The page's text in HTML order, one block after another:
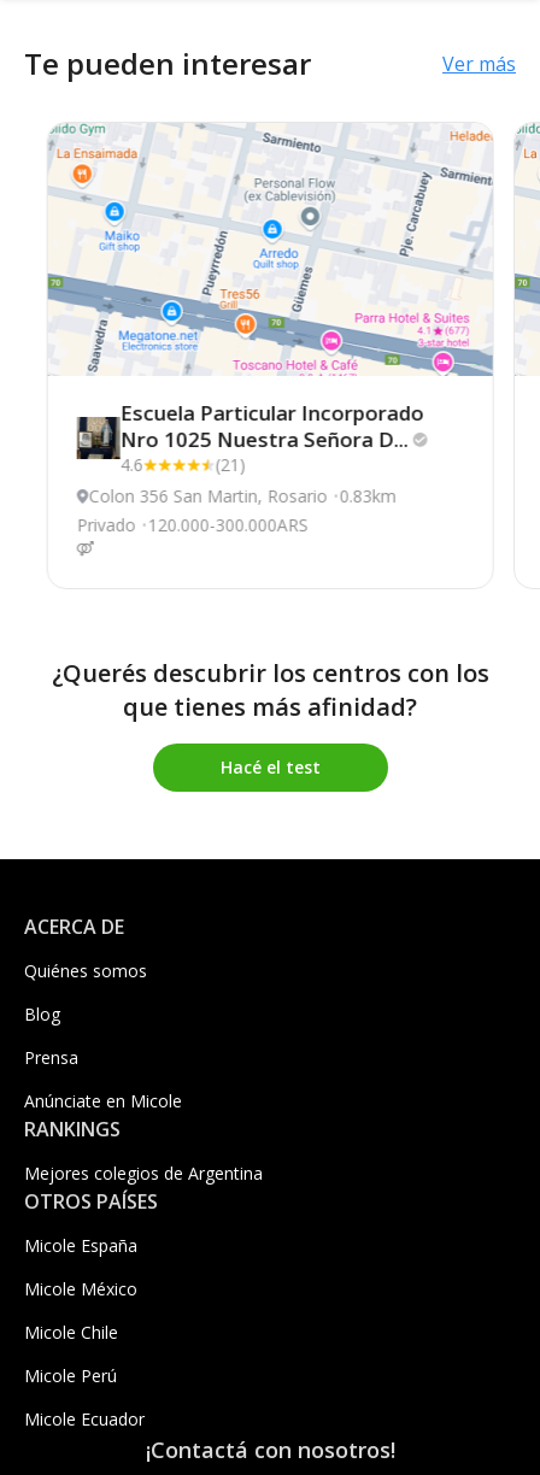
Te pueden interesar Ver más
Escuela Particular Incorporado
Nro 1025 Nuestra Señora D...
4.6
(21)
Colon 356 San Martin, Rosario 0.83km
Privado
120.000-300.000ARS
¿Querés descubrir los centros con los
que tienes más afinidad?
Hacé el test
ACERCA DE
Quiénes somos
Blog
Prensa
Anúnciate en Micole
RANKINGS
Mejores colegios de Argentina
OTROS PAÍSES
Micole España
Micole México
Micole Chile
Micole Perú
Micole Ecuador
¡Contactá con nosotros!